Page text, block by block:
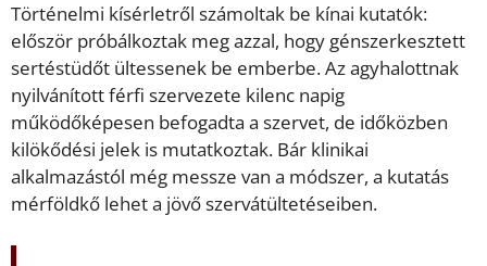
Történelmi kísérletről számoltak be kínai kutatók:
először próbálkoztak meg azzal, hogy génszerkesztett
sertéstüdőt ültessenek be emberbe. Az agyhalottnak
nyilvánított férfi szervezete kilenc napig
működőképesen befogadta a szervet, de időközben
kilökődési jelek is mutatkoztak. Bár klinikai
alkalmazástól még messze van a módszer, a kutatás
mérföldkő lehet a jövő szervátültetéseiben.